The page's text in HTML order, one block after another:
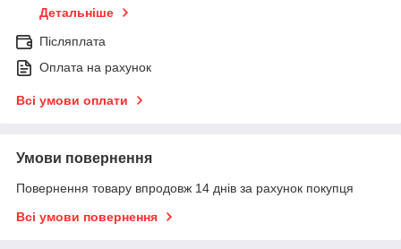
Детальніше
Післяплата
Оплата на рахунок
Всі умови оплати
Умови повернення
Повернення товару впродовж 14 днів за рахунок покупця
Всі умови повернення